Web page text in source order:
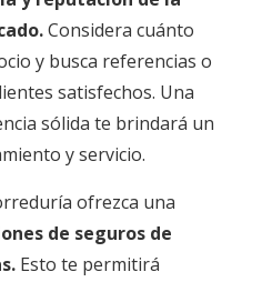
Considera cuánto
y busca referencias o
satisfechos. Una
sólida te brindará un
y servicio.
ofrezca una
de seguros de
Esto te permitirá